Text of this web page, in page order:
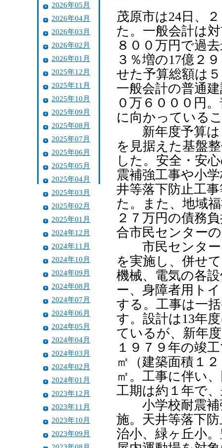
2026年05月
2026年04月
2026年03月
2026年02月
2026年01月
2025年12月
2025年11月
2025年10月
2025年09月
2025年08月
2025年07月
2025年06月
2025年05月
2025年04月
2025年03月
2025年02月
2025年01月
2024年12月
2024年11月
2024年10月
2024年09月
2024年08月
2024年07月
2024年06月
2024年05月
2024年04月
2024年03月
2024年02月
2024年01月
2023年12月
2023年11月
2023年10月
2023年09月
茂原市は24日、
た。一般会計は
８００万円で過
３％増の17億２
せた予算総額は
一般会計の普通
０万６０００円
に向かっている
新年度予算は
を見据えた基盤
した。安全・安
震補強工事や小
井等落下防止工
た。また、地域
２７万円の債務
合市民センター
市民センター
を実施し、併せ
機械、電気の各
ー、身障者用ト
する。工事は一
す。設計は13年
ているが、新年
１９７９年の竣
㎡（建築面積１
㎡。工事に伴い
工期は約１年で
小学校耐震補
施。天井等落下
治小、緑ヶ丘小